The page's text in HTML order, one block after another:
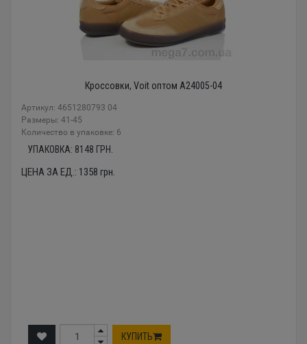
Кроссовки, Voit оптом A24005-04
Артикул: 4651280793 04
Размеры: 41-45
Количество в упаковке: 6
УПАКОВКА: 8148 ГРН.
ЦЕНА ЗА ЕД.: 1358 грн.
КУПИТЬ